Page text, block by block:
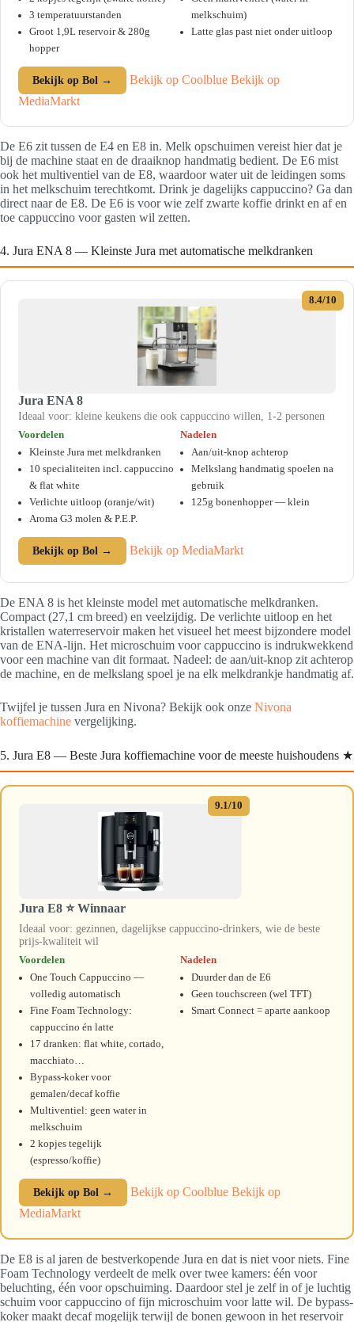
3 temperatuurstanden
Groot 1,9L reservoir & 280g
hopper
melkschuim)
Latte glas past niet onder uitloop
Bekijk op Bol → Bekijk op Coolblue Bekijk op
MediaMarkt
De E6 zit tussen de E4 en E8 in. Melk opschuimen vereist hier dat je
bij de machine staat en de draaiknop handmatig bedient. De E6 mist
ook het multiventiel van de E8, waardoor water uit de leidingen soms
in het melkschuim terechtkomt. Drink je dagelijks cappuccino? Ga dan
direct naar de E8. De E6 is voor wie zelf zwarte koffie drinkt en af en
toe cappuccino voor gasten wil zetten.
4. Jura ENA 8 — Kleinste Jura met automatische melkdranken
8.4/10
Jura ENA 8
Ideaal voor: kleine keukens die ook cappuccino willen, 1-2 personen
Voordelen
Kleinste Jura met melkdranken
10 specialiteiten incl. cappuccino
& flat white
Verlichte uitloop (oranje/wit)
Aroma G3 molen & P.E.P.
Nadelen
Aan/uit-knop achterop
Melkslang handmatig spoelen na
gebruik
125g bonenhopper — klein
Bekijk op Bol → Bekijk op MediaMarkt
De ENA 8 is het kleinste model met automatische melkdranken.
Compact (27,1 cm breed) en veelzijdig. De verlichte uitloop en het
kristallen waterreservoir maken het visueel het meest bijzondere model
van de ENA-lijn. Het microschuim voor cappuccino is indrukwekkend
voor een machine van dit formaat. Nadeel: de aan/uit-knop zit achterop
de machine, en de melkslang spoel je na elk melkdrankje handmatig af.
Twijfel je tussen Jura en Nivona? Bekijk ook onze Nivona
koffiemachine vergelijking.
5. Jura E8 — Beste Jura koffiemachine voor de meeste huishoudens ★
9.1/10
Jura E8 ⭐ Winnaar
Ideaal voor: gezinnen, dagelijkse cappuccino-drinkers, wie de beste
prijs-kwaliteit wil
Voordelen
One Touch Cappuccino —
volledig automatisch
Fine Foam Technology:
cappuccino én latte
17 dranken: flat white, cortado,
macchiato…
Bypass-koker voor
gemalen/decaf koffie
Multiventiel: geen water in
melkschuim
2 kopjes tegelijk
(espresso/koffie)
Nadelen
Duurder dan de E6
Geen touchscreen (wel TFT)
Smart Connect = aparte aankoop
Bekijk op Bol → Bekijk op Coolblue Bekijk op
MediaMarkt
De E8 is al jaren de bestverkopende Jura en dat is niet voor niets. Fine
Foam Technology verdeelt de melk over twee kamers: één voor
beluchting, één voor opschuiming. Daardoor stel je zelf in of je luchtig
schuim voor cappuccino of fijn microschuim voor latte wil. De bypass-
koker maakt decaf mogelijk terwijl de bonen gewoon in het reservoir